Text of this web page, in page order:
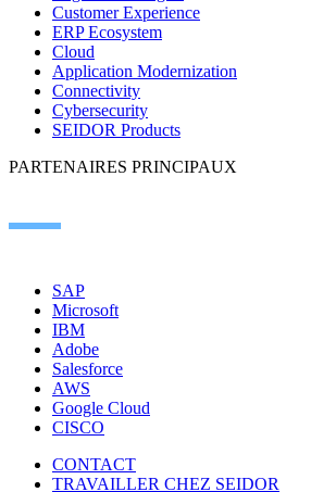
Customer Experience
ERP Ecosystem
Cloud
Application Modernization
Connectivity
Cybersecurity
SEIDOR Products
PARTENAIRES PRINCIPAUX
SAP
Microsoft
IBM
Adobe
Salesforce
AWS
Google Cloud
CISCO
CONTACT
TRAVAILLER CHEZ SEIDOR